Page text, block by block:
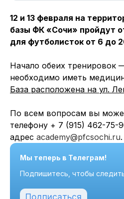
12 и 13 февраля на
базы ФК «Сочи» пройдут
для футболисток от 6 до
Начало обеих тренировок
необходимо иметь
База расположена на ул.
По всем вопросам вы
телефону + 7 (915) 462-75-
адрес academy@pfcsochi.ru.⁩
Мы теперь в Телеграм!
Подпишитесь, чтобы